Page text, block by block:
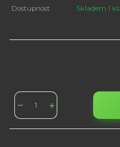
Dostupnost Skladem 1 ks